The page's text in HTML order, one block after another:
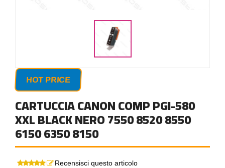
HOT PRICE
CARTUCCIA CANON COMP PGI-580
XXL BLACK NERO 7550 8520 8550
6150 6350 8150
Recensisci questo articolo